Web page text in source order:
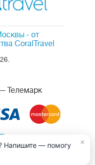
- от
CoralTravel
Телемарк
Напишите — помогу
×